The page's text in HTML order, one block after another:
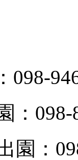
098-
： 098-
園：